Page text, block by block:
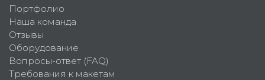
Портфолио
Наша команда
Отзывы
Оборудование
Вопросы-ответ (FAQ)
Требования к макетам